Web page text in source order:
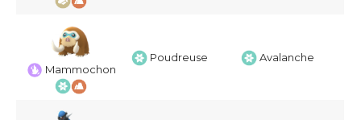
Mammochon
Poudreuse Avalanche